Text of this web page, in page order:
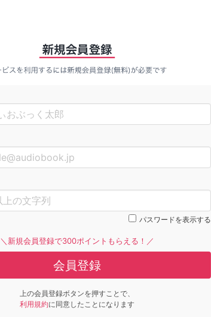
パスワードを表示する
＼新規会員登録で300ポイントもらえる！／
会員登録
上の会員登録ボタンを押すことで、
利用規約に同意したことになります